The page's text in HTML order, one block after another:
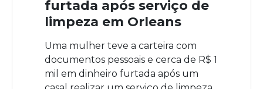
furtada após serviço de
limpeza em Orleans
Uma mulher teve a carteira com
documentos pessoais e cerca de R$ 1
mil em dinheiro furtada após um